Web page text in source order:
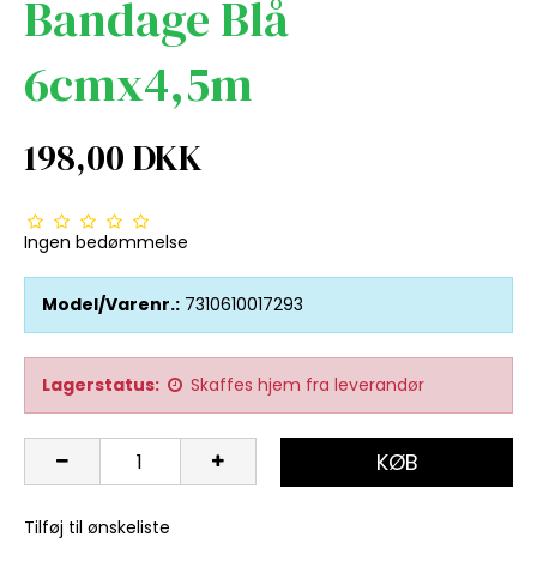
Bandage Blå
6cmx4,5m
198,00 DKK
Ingen bedømmelse
Model/Varenr.: 7310610017293
Lagerstatus: Skaffes hjem fra leverandør
KØB
Tilføj til ønskeliste